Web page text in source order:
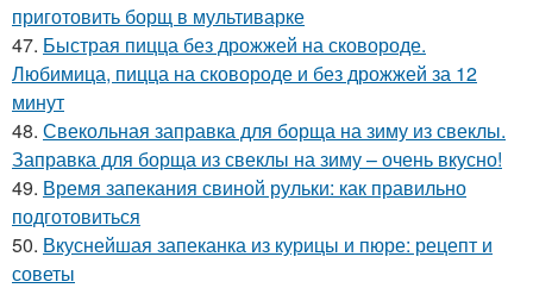
приготовить борщ в мультиварке
47. Быстрая пицца без дрожжей на сковороде.
Любимица, пицца на сковороде и без дрожжей за 12
минут
48. Свекольная заправка для борща на зиму из свеклы.
Заправка для борща из свеклы на зиму – очень вкусно!
49. Время запекания свиной рульки: как правильно
подготовиться
50. Вкуснейшая запеканка из курицы и пюре: рецепт и
советы